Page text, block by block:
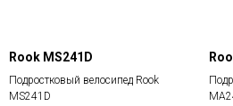
Rook MS241D
Подростковый велосипед Rook
MS241D